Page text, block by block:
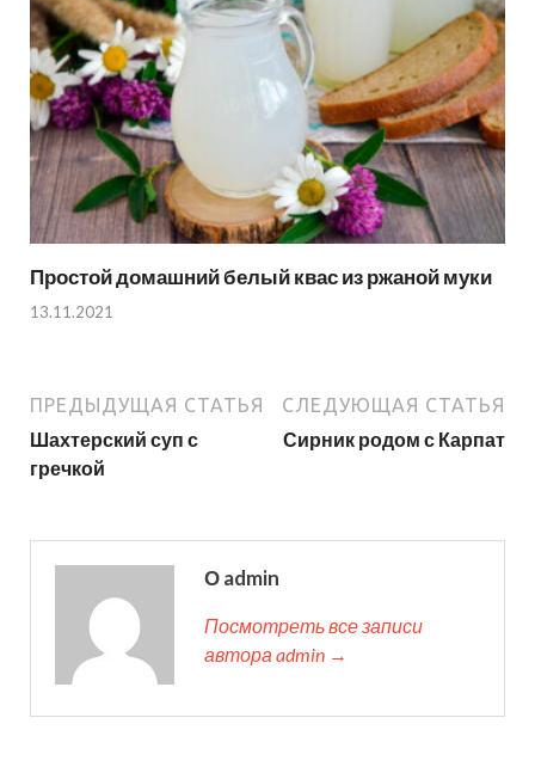
Простой домашний белый квас из ржаной муки
13.11.2021
ПРЕДЫДУЩАЯ СТАТЬЯ
Шахтерский суп с
гречкой
СЛЕДУЮЩАЯ СТАТЬЯ
Сирник родом с Карпат
О admin
Посмотреть все записи
автора admin →